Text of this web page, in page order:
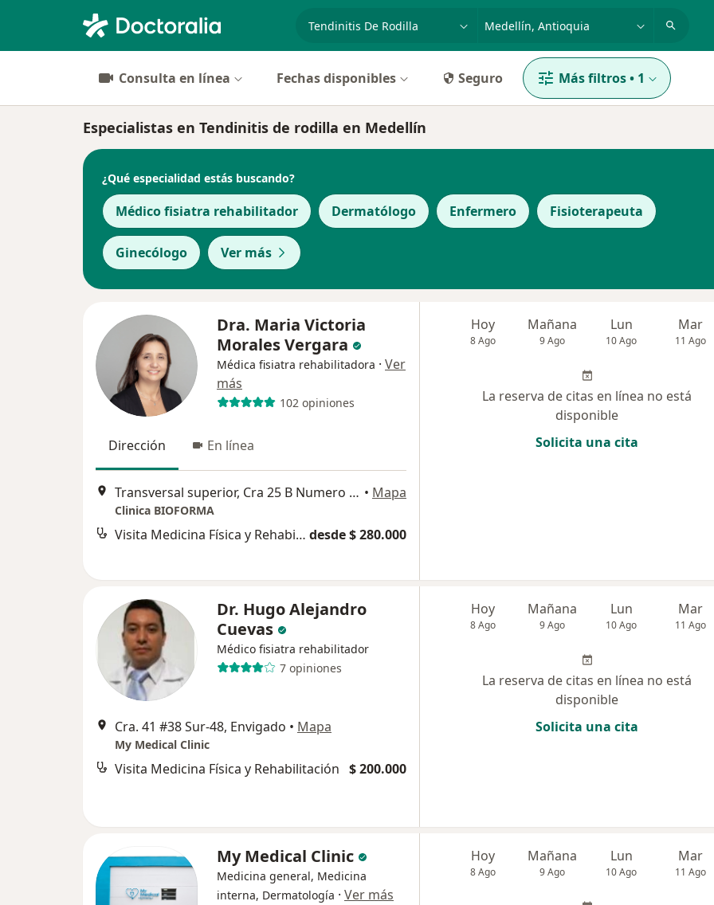
p. ej. Bogotá
Consulta en línea Fechas disponibles Seguro Más filtros• 1
Especialistas en Tendinitis de rodilla en Medellín
¿Qué especialidad estás buscando?
Médico fisiatra rehabilitador Dermatólogo Enfermero Fisioterapeuta
Ginecólogo Ver más
Dra. Maria Victoria
Morales Vergara
Médica fisiatra rehabilitadora · Ver
más
102 opiniones
Dirección En línea
Transversal superior, Cra 25 B Numero 16A sur 211 Clinica Bioforma Sector San Lucas, Medellín • Mapa
Clinica BIOFORMA
Visita Medicina Física y Rehabilitación desde $ 280.000
Hoy
8 Ago
Mañana
9 Ago
Lun
10 Ago
Mar
11 Ago
La reserva de citas en línea no está
disponible
Solicita una cita
Dr. Hugo Alejandro
Cuevas
Médico fisiatra rehabilitador
7 opiniones
Cra. 41 #38 Sur-48, Envigado • Mapa
My Medical Clinic
Visita Medicina Física y Rehabilitación $ 200.000
Hoy
8 Ago
Mañana
9 Ago
Lun
10 Ago
Mar
11 Ago
La reserva de citas en línea no está
disponible
Solicita una cita
My Medical Clinic
Medicina general, Medicina
interna, Dermatología · Ver más
Hoy
8 Ago
Mañana
9 Ago
Lun
10 Ago
Mar
11 Ago